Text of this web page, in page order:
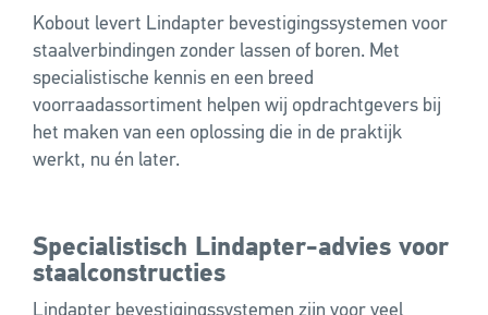
Kobout levert Lindapter bevestigingssystemen voor
staalverbindingen zonder lassen of boren. Met
specialistische kennis en een breed
voorraadassortiment helpen wij opdrachtgevers bij
het maken van een oplossing die in de praktijk
werkt, nu én later.
Specialistisch Lindapter-advies voor
staalconstructies
Lindapter bevestigingssystemen zijn voor veel